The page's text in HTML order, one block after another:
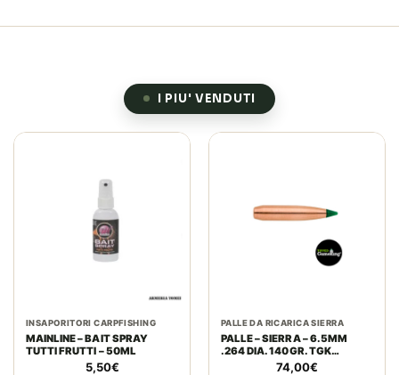
I PIU' VENDUTI
INSAPORITORI CARPFISHING
MAINLINE – BAIT SPRAY
TUTTI FRUTTI – 50ML
5,50€
PALLE DA RICARICA SIERRA
PALLE – SIERRA – 6.5MM
.264 DIA. 140GR. TGK
GAMECHANGER (100 PZ)
74,00€